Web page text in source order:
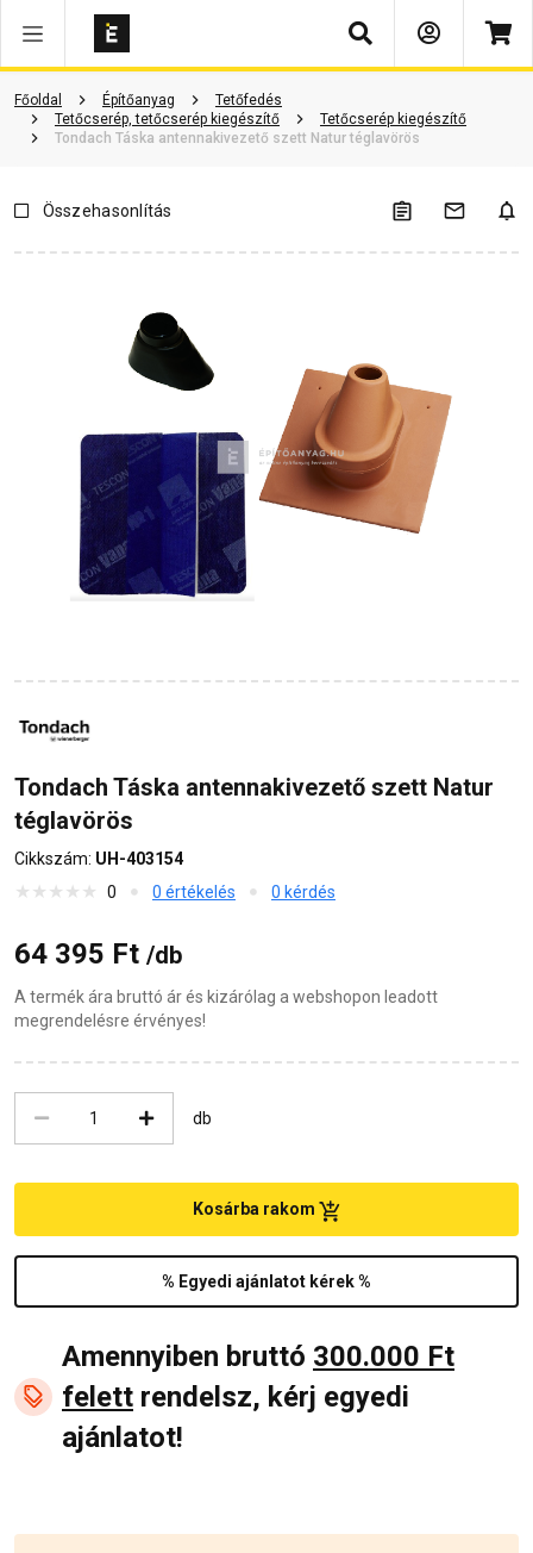
Keresés
Főoldal Építőanyag
Tetőfedés
Tetőcserép, tetőcserép kiegészítő
Tetőcserép kiegészítő
Tondach Táska antennakivezető szett Natur téglavörös
Vásárlói vélemények Kérdések és válaszok Kapcsolódó cikkek
Összehasonlítás
Tondach Táska antennakivezető szett Natur
téglavörös
Cikkszám: UH-403154
0
0 értékelés 0 kérdés
64 395 Ft /db
A termék ára bruttó ár és kizárólag a webshopon leadott
megrendelésre érvényes!
db
% Egyedi ajánlatot kérek %
Kosárba rakom
Amennyiben bruttó 300.000 Ft
felett rendelsz, kérj egyedi
ajánlatot!